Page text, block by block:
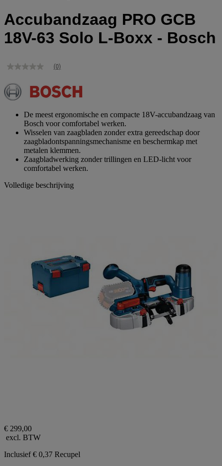
Accubandzaag PRO GCB
18V-63 Solo L-Boxx - Bosch
Geen
Dezelfde
paginalink.
(0)
De meest ergonomische en compacte 18V-accubandzaag van
Bosch voor comfortabel werken.
Wisselen van zaagbladen zonder extra gereedschap door
zaagbladontspanningsmechanisme en beschermkap met
metalen klemmen.
Zaagbladwerking zonder trillingen en LED-licht voor
comfortabel werken.
Volledige beschrijving
€ 299,00
excl. BTW
Inclusief € 0,37 Recupel